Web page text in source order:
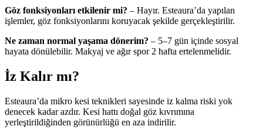
Göz fonksiyonları etkilenir mi? – Hayır. Esteaura’da yapılan
işlemler, göz fonksiyonlarını koruyacak şekilde gerçekleştirilir.
Ne zaman normal yaşama dönerim? – 5–7 gün içinde sosyal
hayata dönülebilir. Makyaj ve ağır spor 2 hafta ertelenmelidir.
İz Kalır mı?
Esteaura’da mikro kesi teknikleri sayesinde iz kalma riski yok
denecek kadar azdır. Kesi hattı doğal göz kıvrımına
yerleştirildiğinden görünürlüğü en aza indirilir.